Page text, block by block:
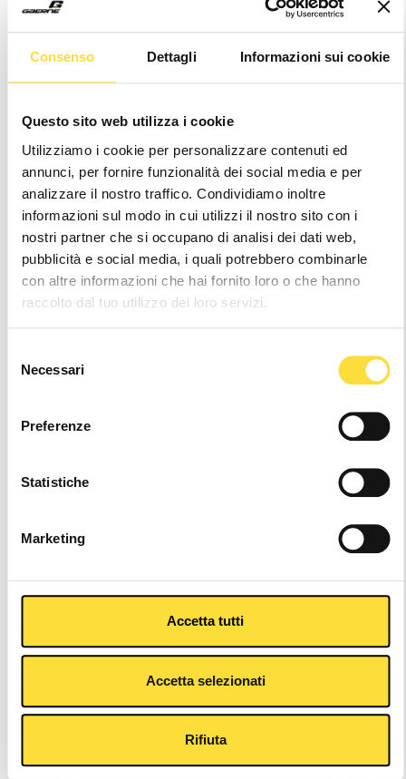
Consenso Dettagli Informazioni sui cookie
Questo sito web utilizza i cookie
Utilizziamo i cookie per personalizzare contenuti ed
annunci, per fornire funzionalità dei social media e per
analizzare il nostro traffico. Condividiamo inoltre
informazioni sul modo in cui utilizzi il nostro sito con i
nostri partner che si occupano di analisi dei dati web,
pubblicità e social media, i quali potrebbero combinarle
con altre informazioni che hai fornito loro o che hanno
raccolto dal tuo utilizzo dei loro servizi.
delNecessari
Preferenze
Statistiche
Marketing
Accetta tutti
Accetta selezionati
Rifiuta
CARBON G.FULGOR
€219,90
CARBON G.FULGOR
€219,90
G.FUGA CORE BLACK
IRIDIUM/TITANIUM
€219,90
€219,90
€209,90